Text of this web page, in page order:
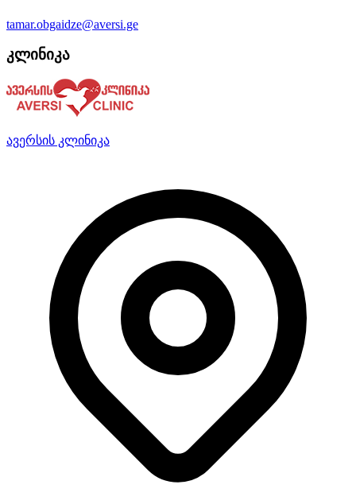
tamar.obgaidze@aversi.ge
კლინიკა
ავერსის კლინიკა